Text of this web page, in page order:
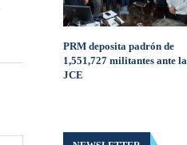
PRM deposita padrón de
1,551,727 militantes ante la
JCE